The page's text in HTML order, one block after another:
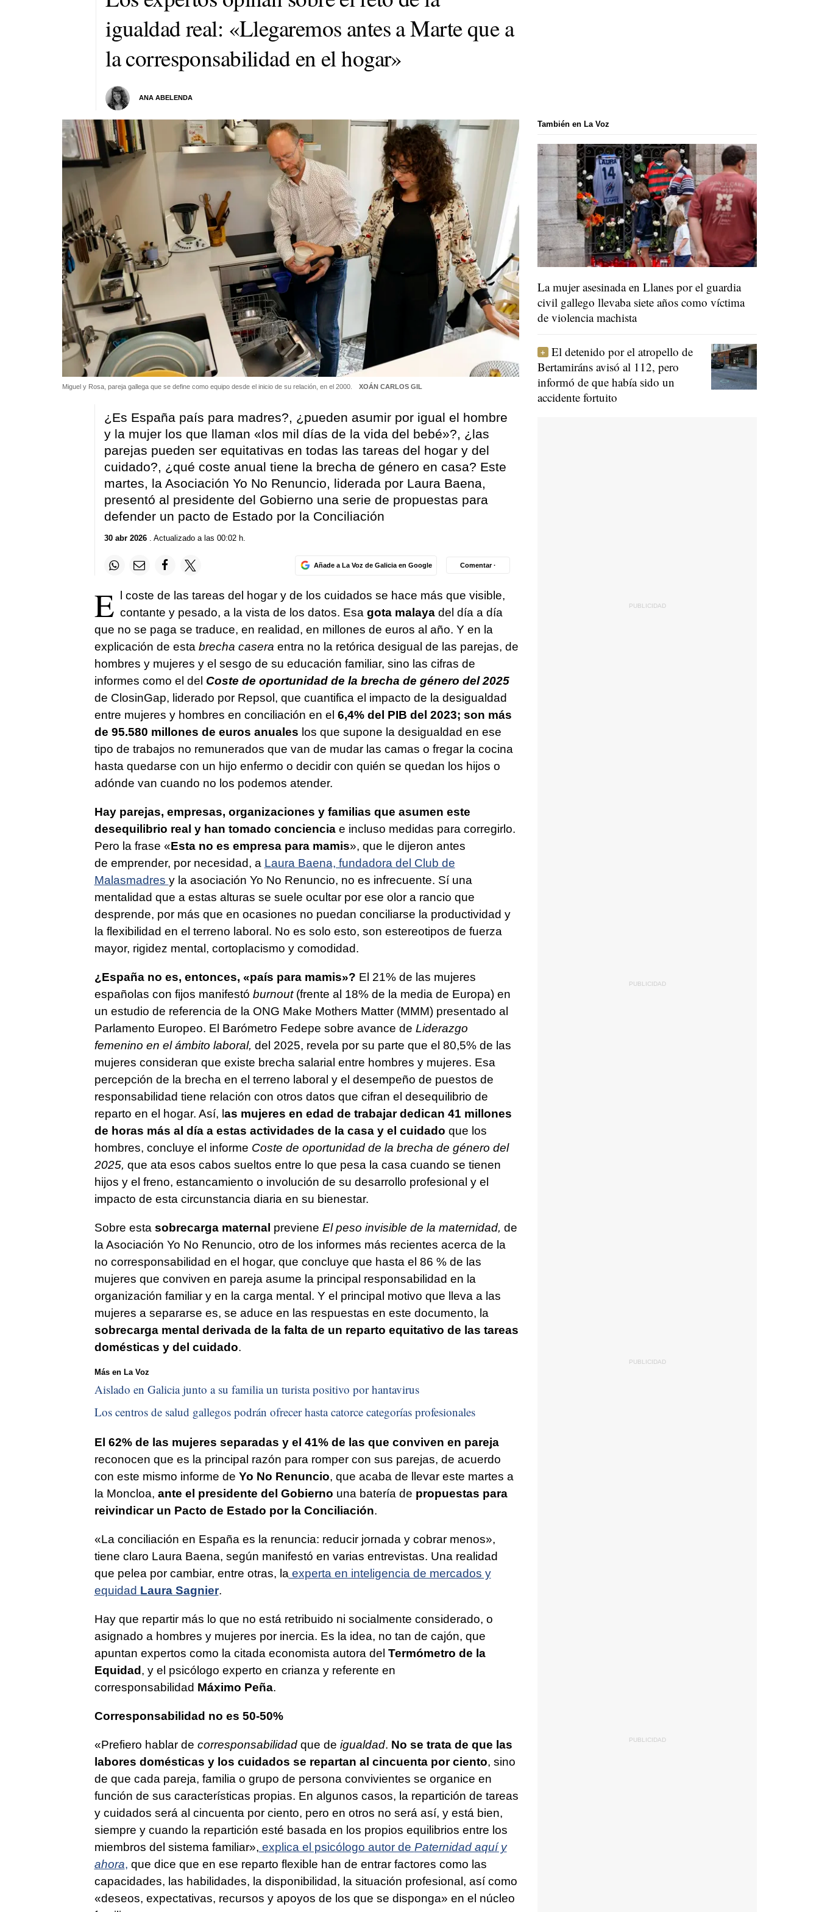
igualdad real: «Llegaremos antes a Marte que a
la corresponsabilidad en el hogar»
ANA ABELENDA
Miguel y Rosa, pareja gallega que se define como equipo desde el inicio de su relación, en el 2000. XOÁN CARLOS GIL
¿Es España país para madres?, ¿pueden asumir por igual el hombre
y la mujer los que llaman «los mil días de la vida del bebé»?, ¿las
parejas pueden ser equitativas en todas las tareas del hogar y del
cuidado?, ¿qué coste anual tiene la brecha de género en casa? Este
martes, la Asociación Yo No Renuncio, liderada por Laura Baena,
presentó al presidente del Gobierno una serie de propuestas para
defender un pacto de Estado por la Conciliación
30 abr 2026. Actualizado a las 00:02 h.
Añade a La Voz de Galicia en Google Comentar ·
E
l coste de las tareas del hogar y de los cuidados se hace más que visible,
contante y pesado, a la vista de los datos. Esa gota malayadel día a día
que no se paga se traduce, en realidad, en millones de euros al año. Y en la
explicación de esta brecha casera entra no la retórica desigual de las parejas, de
hombres y mujeres y el sesgo de su educación familiar, sino las cifras de
informes como el del Coste de oportunidad de la brecha de género del 2025
de ClosinGap, liderado por Repsol, que cuantifica el impacto de la desigualdad
entre mujeres y hombres en conciliación en el 6,4% del PIB del 2023; son más
de 95.580 millones de euros anuales los que supone la desigualdad en ese
tipo de trabajos no remunerados que van de mudar las camas o fregar la cocina
hasta quedarse con un hijo enfermo o decidir con quién se quedan los hijos o
adónde van cuando no los podemos atender.
Hay parejas, empresas, organizaciones y familias que asumen este
desequilibrio real y han tomado concienciae incluso medidas para corregirlo.
Pero la frase «Esta no es empresa para mamis», que le dijeron antes
de emprender, por necesidad, a Laura Baena, fundadora del Club de
Malasmadres y la asociación Yo No Renuncio, no es infrecuente. Sí una
mentalidad que a estas alturas se suele ocultar por ese olor a rancio que
desprende, por más que en ocasiones no puedan conciliarse la productividad y
la flexibilidad en el terreno laboral. No es solo esto, son estereotipos de fuerza
mayor, rigidez mental, cortoplacismo y comodidad.
¿España no es, entonces, «país para mamis»? El 21% de las mujeres
españolas con fijos manifestó burnout(frente al 18% de la media de Europa) en
un estudio de referencia de la ONG Make Mothers Matter (MMM) presentado al
Parlamento Europeo. El Barómetro Fedepe sobre avance de Liderazgo
femenino en el ámbito laboral, del 2025, revela por su parte que el 80,5% de las
mujeres consideran que existe brecha salarial entre hombres y mujeres. Esa
percepción de la brecha en el terreno laboral y el desempeño de puestos de
responsabilidad tiene relación con otros datos que cifran el desequilibrio de
reparto en el hogar. Así, l as mujeres en edad de trabajar dedican 41 millones
de horas más al día a estas actividades de la casa y el cuidado que los
hombres, concluye el informe Coste de oportunidad de la brecha de género del
2025, que ata esos cabos sueltos entre lo que pesa la casa cuando se tienen
hijos y el freno, estancamiento o involución de su desarrollo profesional y el
impacto de esta circunstancia diaria en su bienestar.
Sobre esta sobrecarga maternal previene El peso invisible de la maternidad, de
la Asociación Yo No Renuncio, otro de los informes más recientes acerca de la
no corresponsabilidad en el hogar, que concluye que hasta el 86 % de las
mujeres que conviven en pareja asume la principal responsabilidad en la
organización familiar y en la carga mental. Y el principal motivo que lleva a las
mujeres a separarse es, se aduce en las respuestas en este documento, la
sobrecarga mental derivada de la falta de un reparto equitativo de las tareas
domésticas y del cuidado.
Más en La Voz
Aislado en Galicia junto a su familia un turista positivo por hantavirus
Los centros de salud gallegos podrán ofrecer hasta catorce categorías profesionales
El 62% de las mujeres separadas y el 41% de las que conviven en pareja
reconocen que es la principal razón para romper con sus parejas, de acuerdo
con este mismo informe de Yo No Renuncio, que acaba de llevar este martes a
la Moncloa, ante el presidente del Gobierno una batería de propuestas para
reivindicar un Pacto de Estado por la Conciliación.
«La conciliación en España es la renuncia: reducir jornada y cobrar menos»,
tiene claro Laura Baena, según manifestó en varias entrevistas. Una realidad
que pelea por cambiar, entre otras, laexperta en inteligencia de mercados y
equidad Laura Sagnier.
Hay que repartir más lo que no está retribuido ni socialmente considerado, o
asignado a hombres y mujeres por inercia. Es la idea, no tan de cajón, que
apuntan expertos como la citada economista autora del Termómetro de la
Equidad , y el psicólogo experto en crianza y referente en
corresponsabilidad Máximo Peña.
Corresponsabilidad no es 50-50%
«Prefiero hablar de corresponsabilidadque de igualdad. No se trata de que las
labores domésticas y los cuidados se repartan al cincuenta por ciento, sino
de que cada pareja, familia o grupo de persona convivientes se organice en
función de sus características propias. En algunos casos, la repartición de tareas
y cuidados será al cincuenta por ciento, pero en otros no será así, y está bien,
siempre y cuando la repartición esté basada en los propios equilibrios entre los
miembros del sistema familiar», explica el psicólogo autor de Paternidad aquí y
ahora, que dice que en ese reparto flexible han de entrar factores como las
capacidades, las habilidades, la disponibilidad, la situación profesional, así como
«deseos, expectativas, recursos y apoyos de los que se disponga» en el núcleo
También en La Voz
La mujer asesinada en Llanes por el guardia
civil gallego llevaba siete años como víctima
de violencia machista
El detenido por el atropello de
Bertamiráns avisó al 112, pero
informó de que había sido un
accidente fortuito